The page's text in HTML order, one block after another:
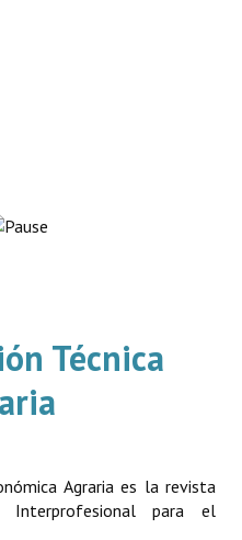
Técnica
Agraria es la revista
Interprofesional para el